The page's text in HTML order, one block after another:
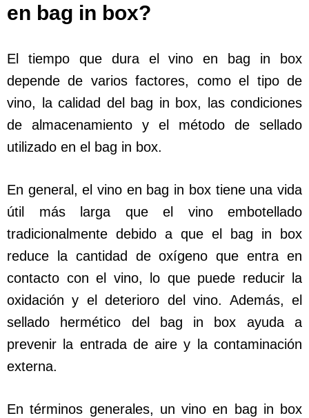
en bag in box?
El tiempo que dura el vino en bag in box
depende de varios factores, como el tipo de
vino, la calidad del bag in box, las condiciones
de almacenamiento y el método de sellado
utilizado en el bag in box.
En general, el vino en bag in box tiene una vida
útil más larga que el vino embotellado
tradicionalmente debido a que el bag in box
reduce la cantidad de oxígeno que entra en
contacto con el vino, lo que puede reducir la
oxidación y el deterioro del vino. Además, el
sellado hermético del bag in box ayuda a
prevenir la entrada de aire y la contaminación
externa.
En términos generales, un vino en bag in box